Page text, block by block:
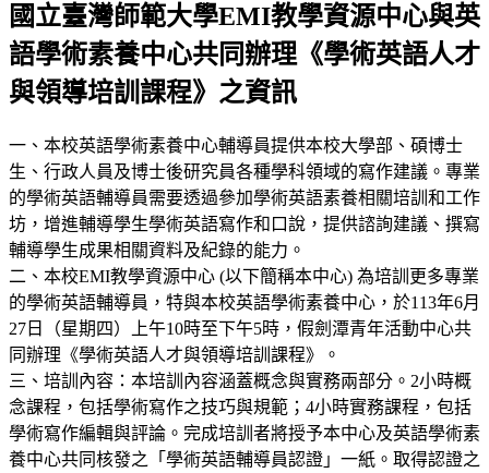
國立臺灣師範大學EMI教學資源中心與英
語學術素養中心共同辦理《學術英語人才
與領導培訓課程》之資訊
一、本校英語學術素養中心輔導員提供本校大學部、碩博士
生、行政人員及博士後研究員各種學科領域的寫作建議。專業
的學術英語輔導員需要透過參加學術英語素養相關培訓和工作
坊，增進輔導學生學術英語寫作和口說，提供諮詢建議、撰寫
輔導學生成果相關資料及紀錄的能力。
二、本校EMI教學資源中心 (以下簡稱本中心) 為培訓更多專業
的學術英語輔導員，特與本校英語學術素養中心，於113年6月
27日（星期四）上午10時至下午5時，假劍潭青年活動中心共
同辦理《學術英語人才與領導培訓課程》。
三、培訓內容：本培訓內容涵蓋概念與實務兩部分。2小時概
念課程，包括學術寫作之技巧與規範；4小時實務課程，包括
學術寫作編輯與評論。完成培訓者將授予本中心及英語學術素
養中心共同核發之「學術英語輔導員認證」一紙。取得認證之